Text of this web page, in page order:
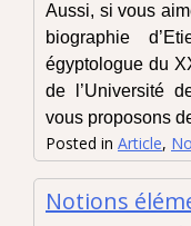
Aussi, si vous
biographie
égyptologue du
de l’Université
vous proposons
Posted in Article,
Notions